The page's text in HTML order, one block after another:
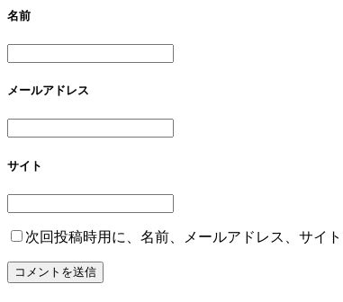
名前
メールアドレス
サイト
次回投稿時用に、名前、メールアドレス、サイ